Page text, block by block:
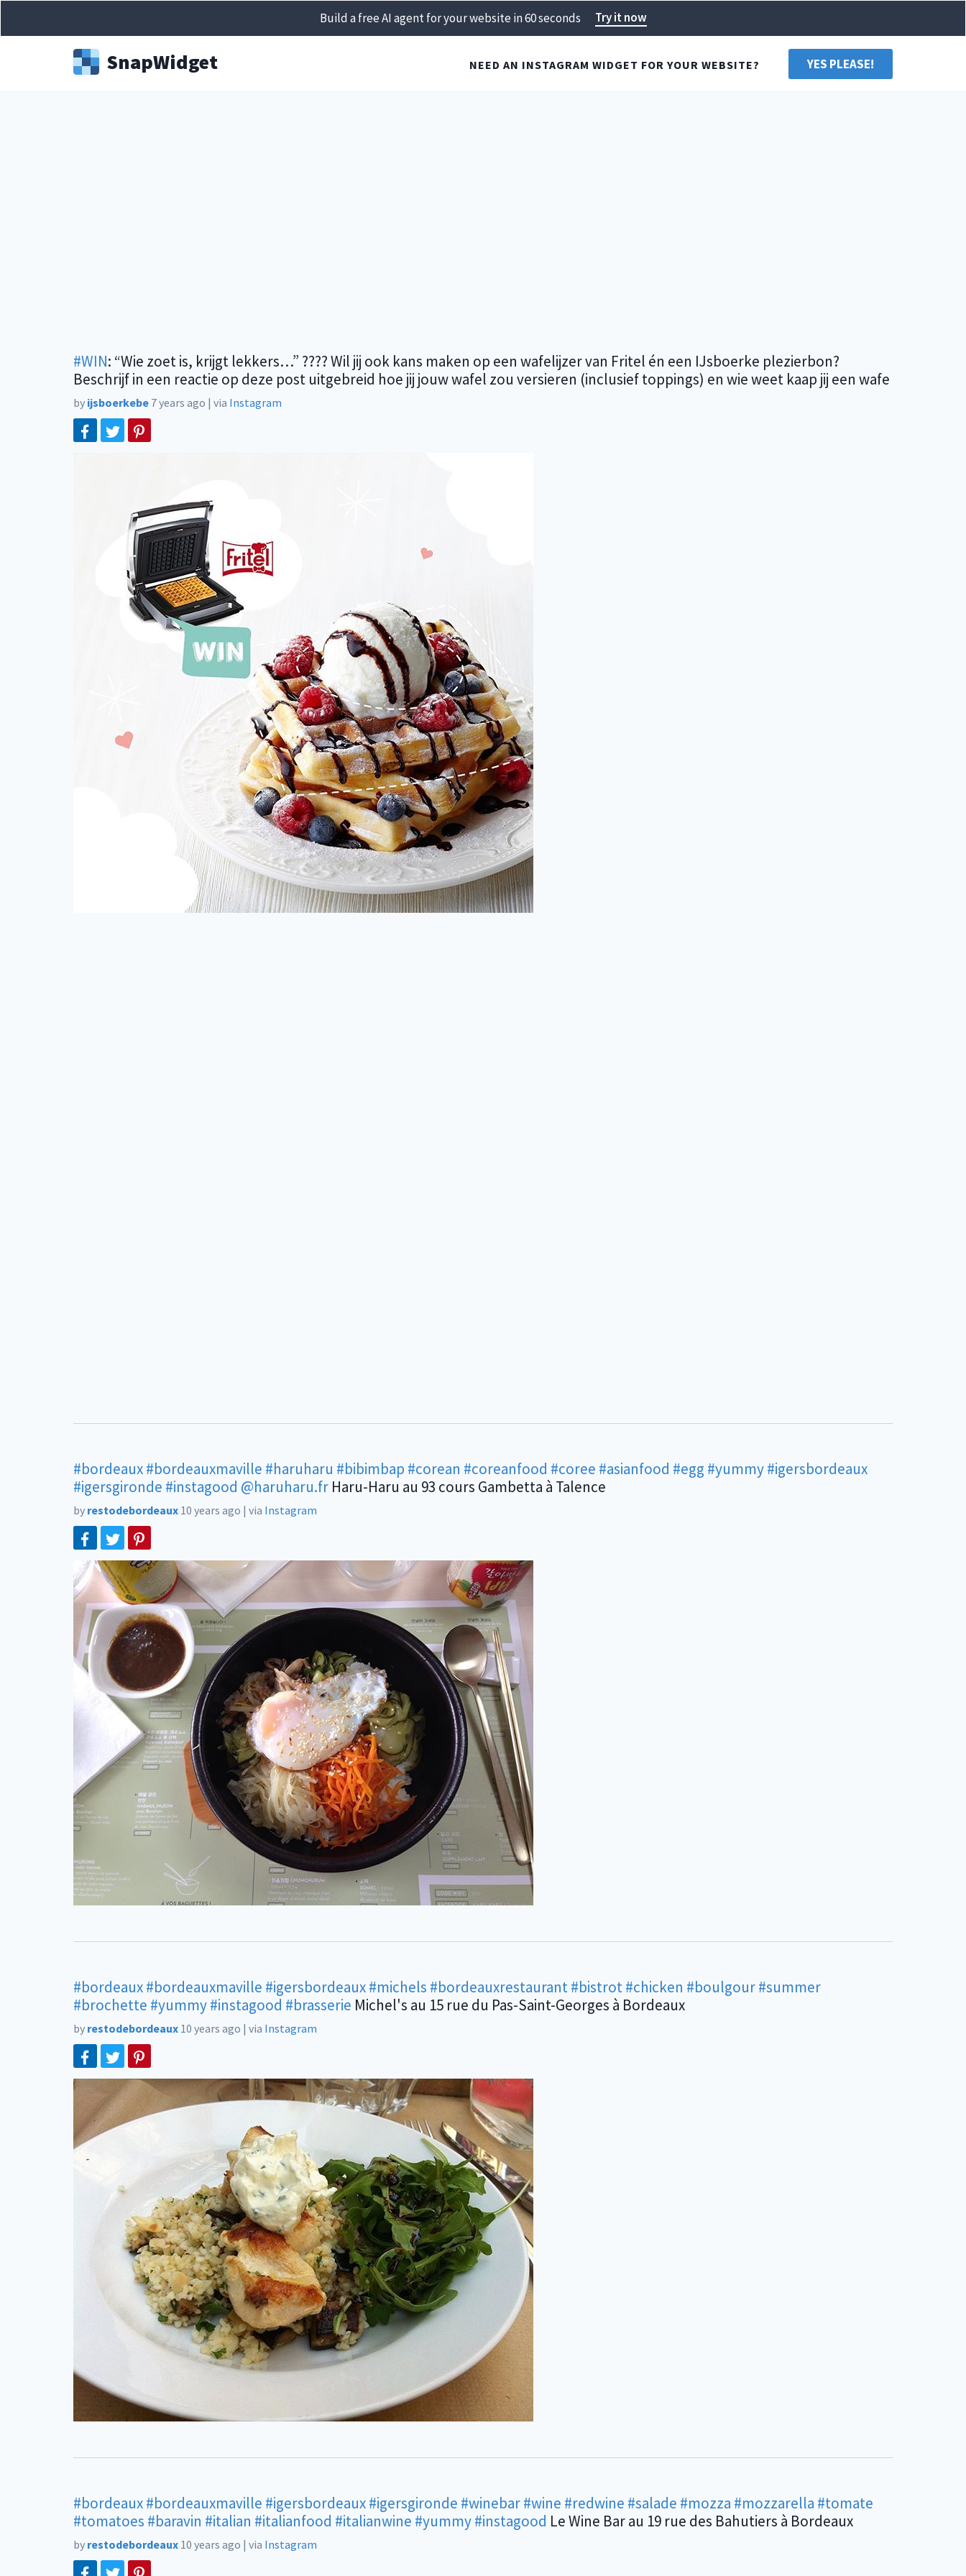
Build a free AI agent for your website in 60 seconds Try it now
SnapWidget NEED AN INSTAGRAM WIDGET FOR YOUR WEBSITE? YES PLEASE!
#WIN: “Wie zoet is, krijgt lekkers…” ???? Wil jij ook kans maken op een wafelijzer van Fritel én een IJsboerke plezierbon?
Beschrijf in een reactie op deze post uitgebreid hoe jij jouw wafel zou versieren (inclusief toppings) en wie weet kaap jij een wafe
by ijsboerkebe 7 years ago | via Instagram
#bordeaux#bordeauxmaville #haruharu #bibimbap #corean #coreanfood #coree #asianfood #egg #yummy#igersbordeaux
#igersgironde #instagood @haruharu.fr Haru-Haru au 93 cours Gambetta à Talence
by restodebordeaux 10 years ago | via Instagram
#bordeaux#bordeauxmaville #igersbordeaux#michels #bordeauxrestaurant#bistrot#chicken #boulgour#summer
#brochette #yummy#instagood #brasserie Michel's au 15 rue du Pas-Saint-Georges à Bordeaux
by restodebordeaux 10 years ago | via Instagram
#bordeaux#bordeauxmaville #igersbordeaux#igersgironde #winebar#wine #redwine #salade #mozza #mozzarella #tomate
#tomatoes #baravin #italian #italianfood #italianwine #yummy#instagood Le Wine Bar au 19 rue des Bahutiers à Bordeaux
by restodebordeaux 10 years ago | via Instagram